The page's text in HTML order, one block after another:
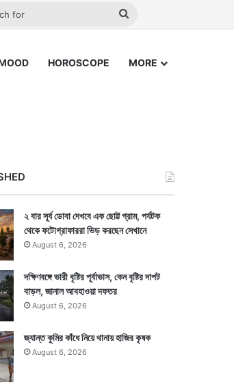
Search
HOROSCOPE MORE
২ বার সূর্য ডোবা দেখবে এক ছোট্ট গ্রাম, পর্যটক
থেকে ফটোগ্রাফাররা ভিড় করছেন সেখানে
August 6, 2026
দক্ষিণবঙ্গে ভারী বৃষ্টির পূর্বাভাস, কেন বৃষ্টির দাপট
বাড়ল, জানাল আবহাওয়া দফতর
August 6, 2026
জ্যান্ত কুমির কাঁধে নিয়ে থানায় হাজির কৃষক
August 6, 2026